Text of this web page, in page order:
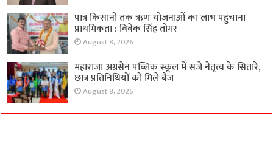
पात्र किसानों तक ऋण योजनाओं का लाभ पहुंचाना
प्राथमिकता : विवेक सिंह तोमर
August 8, 2026
महाराजा अग्रसेन पब्लिक स्कूल में सजे नेतृत्व के सितारे,
छात्र प्रतिनिधियों को मिले बैज
August 8, 2026